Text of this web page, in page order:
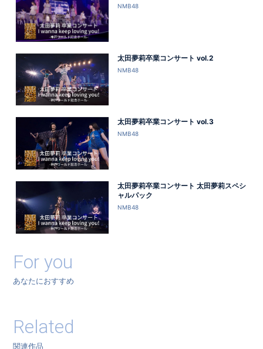
NMB48
太田夢莉卒業コンサート vol.2
NMB48
太田夢莉卒業コンサート vol.3
NMB48
太田夢莉卒業コンサート 太田夢莉スペシ
ャルパック
NMB48
For you
あなたにおすすめ
Related
関連作品